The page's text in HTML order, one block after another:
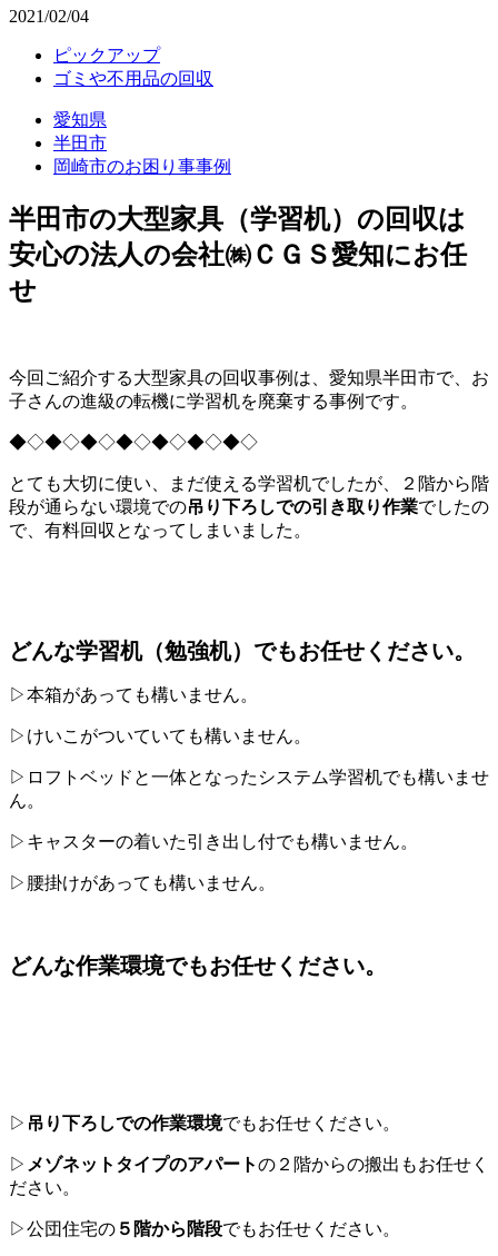
2021/02/04
ピックアップ
ゴミや不用品の回収
愛知県
半田市
岡崎市のお困り事事例
半田市の大型家具（学習机）の回収は
安心の法人の会社㈱ＣＧＳ愛知にお任
せ
今回ご紹介する大型家具の回収事例は、愛知県半田市で、お
子さんの進級の転機に学習机を廃棄する事例です。
◆◇◆◇◆◇◆◇◆◇◆◇◆◇
とても大切に使い、まだ使える学習机でしたが、２階から階
段が通らない環境での吊り下ろしでの引き取り作業でしたの
で、有料回収となってしまいました。
どんな学習机（勉強机）でもお任せください。
▷本箱があっても構いません。
▷けいこがついていても構いません。
▷ロフトベッドと一体となったシステム学習机でも構いませ
ん。
▷キャスターの着いた引き出し付でも構いません。
▷腰掛けがあっても構いません。
どんな作業環境でもお任せください。
▷ 吊り下ろしでの作業環境でもお任せください。
▷ メゾネットタイプのアパートの２階からの搬出もお任せく
ださい。
▷公団住宅の ５階から階段でもお任せください。